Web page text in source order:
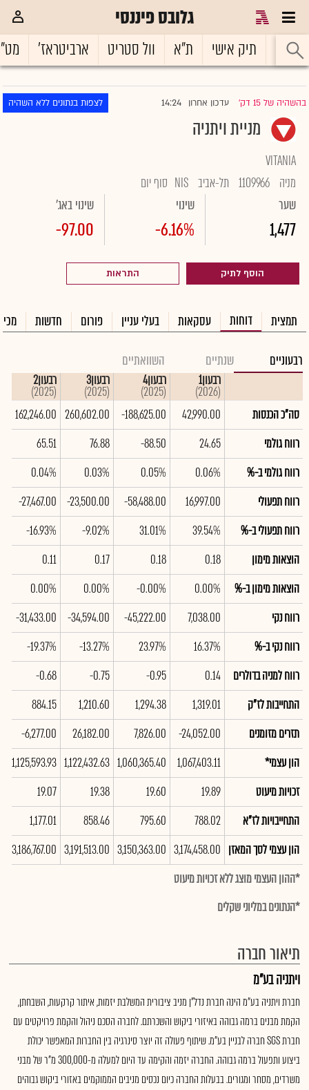
גלובס פיננסי
ראשי תיק אישי ת"א וול סטריט ארביטראז'
בהשהיה של 15 דק' |עדכון אחרון 14:24 לצפות בנתונים ללא השהיה
מניית ויתניה
VITANIA
מניה 1109966 תל-אביב NIS סוף יום
שער
1,477
שינוי
-6.16%
שינוי באג'
-97.00
הוסף לתיק התראות
תמצית דוחות עסקאות בעלי עניין פורום חדשות
רבעוניים שנתיים השוואתיים
רבעון1
(2026)
רבעון4
(2025)
רבעון3
(2025)
רבעון2
(2025)
סה"כ הכנסות
42,990.00
-188,625.00
260,602.00
162,246.00
רווח גולמי
24.65
-88.50
76.88
65.51
רווח גולמי ב-%
0.06%
0.05%
0.03%
0.04%
רווח תפעולי
16,997.00
-58,488.00
-23,500.00
-27,467.00
רווח תפעולי ב-%
39.54%
31.01%
-9.02%
-16.93%
הוצאות מימון
0.18
0.18
0.17
0.11
הוצאות מימון ב-%
0.00%
-0.00%
0.00%
0.00%
רווח נקי
7,038.00
-45,222.00
-34,594.00
-31,433.00
רווח נקי ב-%
16.37%
23.97%
-13.27%
-19.37%
רווח למניה בדולרים
0.14
-0.95
-0.75
-0.68
התחייבות לז"ק
1,319.01
1,294.38
1,210.60
884.15
תזרים מזומנים
-24,052.00
7,826.00
26,182.00
-6,277.00
הון עצמי*
1,067,403.11
1,060,365.40
1,122,432.63
1,125,593.93
זכויות מיעוט
19.89
19.60
19.38
19.07
התחייבויות לז"א
788.02
795.60
858.46
1,177.01
הון עצמי לסך המאזן 3,174,458.00
3,150,363.00
3,191,513.00
3,186,767.00
*ההון העצמי מוצג ללא זכויות מיעוט
*הנתונים במליוני שקלים
תיאור חברה
ויתניה בע"מ
חברת ויתניה בע"מ הינה חברת נדל"ן מניב ציבורית המשלבת יזמות, איתור קרקעות, השבחתן,
הקמת מבנים ברמה גבוהה באיזורי ביקוש והשכרתם. לחברה הסכם ניהול והקמת פרויקטים עם
חברת SGS חברה לבניין בע"מ. שיתוף פעולה זה יוצר סינרגיה בין החברות המאפשר יכולת
ביצוע ותפעול ברמה גבוהה. החברה יזמה והקימה עד היום למעלה מ-300,000 מ"ר של מבני
משרדים, מסחר ומגורים. בבעלות החברה כיום נכסים מניבים הממוקמים באזורי ביקוש גבוהים